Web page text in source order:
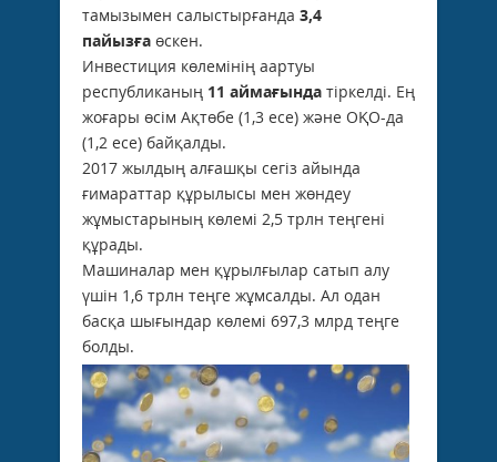
тамызымен салыстырғанда 3,4
пайызға өскен.
Инвестиция көлемінің аартуы
республиканың 11 аймағында тіркелді. Ең
жоғары өсім Ақтөбе (1,3 есе) және ОҚО-да
(1,2 есе) байқалды.
2017 жылдың алғашқы сегіз айында
ғимараттар құрылысы мен жөндеу
жұмыстарының көлемі 2,5 трлн теңгені
құрады.
Машиналар мен құрылғылар сатып алу
үшін 1,6 трлн теңге жұмсалды. Ал одан
басқа шығындар көлемі 697,3 млрд теңге
болды.